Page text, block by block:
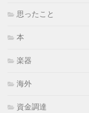
思ったこと
本
楽器
海外
資金調達